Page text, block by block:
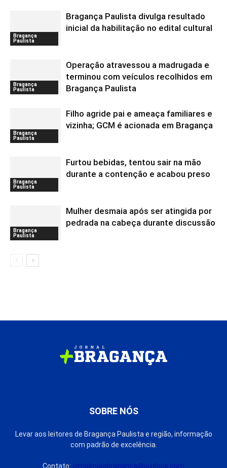
Bragança
Paulista
Bragança Paulista divulga resultado
inicial da habilitação no edital cultural
Bragança
Paulista
Operação atravessou a madrugada e
terminou com veículos recolhidos em
Bragança Paulista
Bragança
Paulista
Filho agride pai e ameaça familiares e
vizinha; GCM é acionada em Bragança
Bragança
Paulista
Furtou bebidas, tentou sair na mão
durante a contenção e acabou preso
Bragança
Paulista
Mulher desmaia após ser atingida por
pedrada na cabeça durante discussão
SOBRE NÓS
Levar aos leitores de Bragança Paulista e região, informação
com padrão de excelência.
Contato: jornalmaisbraganca@outlook.com